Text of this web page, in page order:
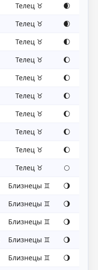
Телец ♉
🌒
Телец ♉
🌒
Телец ♉
🌓
Телец ♉
🌔
Телец ♉
🌔
Телец ♉
🌔
Телец ♉
🌔
Телец ♉
🌔
Телец ♉
🌔
Телец ♉
🌕
Близнецы ♊
🌖
Близнецы ♊
🌖
Близнецы ♊
🌖
Близнецы ♊
🌖
Близнецы ♊
🌖